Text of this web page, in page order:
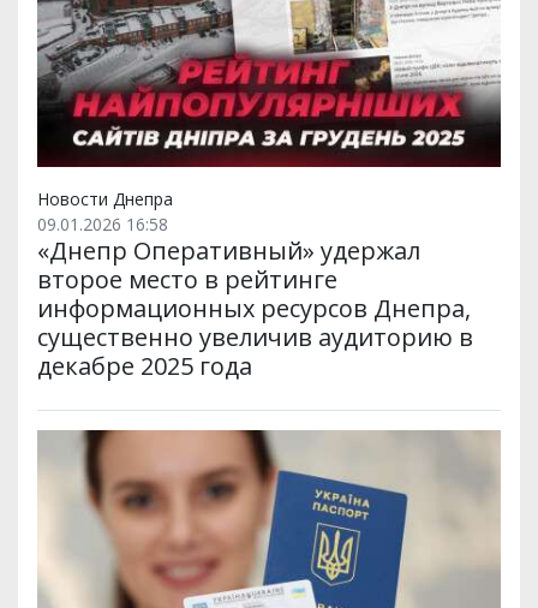
Новости Днепра
09.01.2026 16:58
«Днепр Оперативный» удержал
второе место в рейтинге
информационных ресурсов Днепра,
существенно увеличив аудиторию в
декабре 2025 года